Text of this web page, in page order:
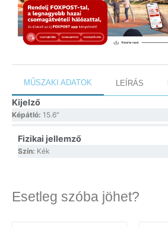
MŰSZAKI ADATOK LEÍRÁS
Kijelző
Képátló: 15.6″
Fizikai jellemző
Szín: Kék
Esetleg szóba jöhet?